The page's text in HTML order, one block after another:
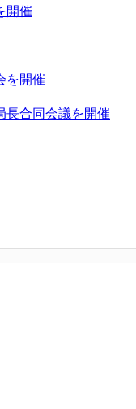
開催
を開催
長合同会議を開催